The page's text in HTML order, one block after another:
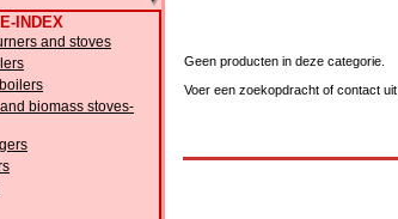
INDEX
and stoves
biomass stoves-
Geen producten in deze categorie.
Voer een zoekopdracht of contact